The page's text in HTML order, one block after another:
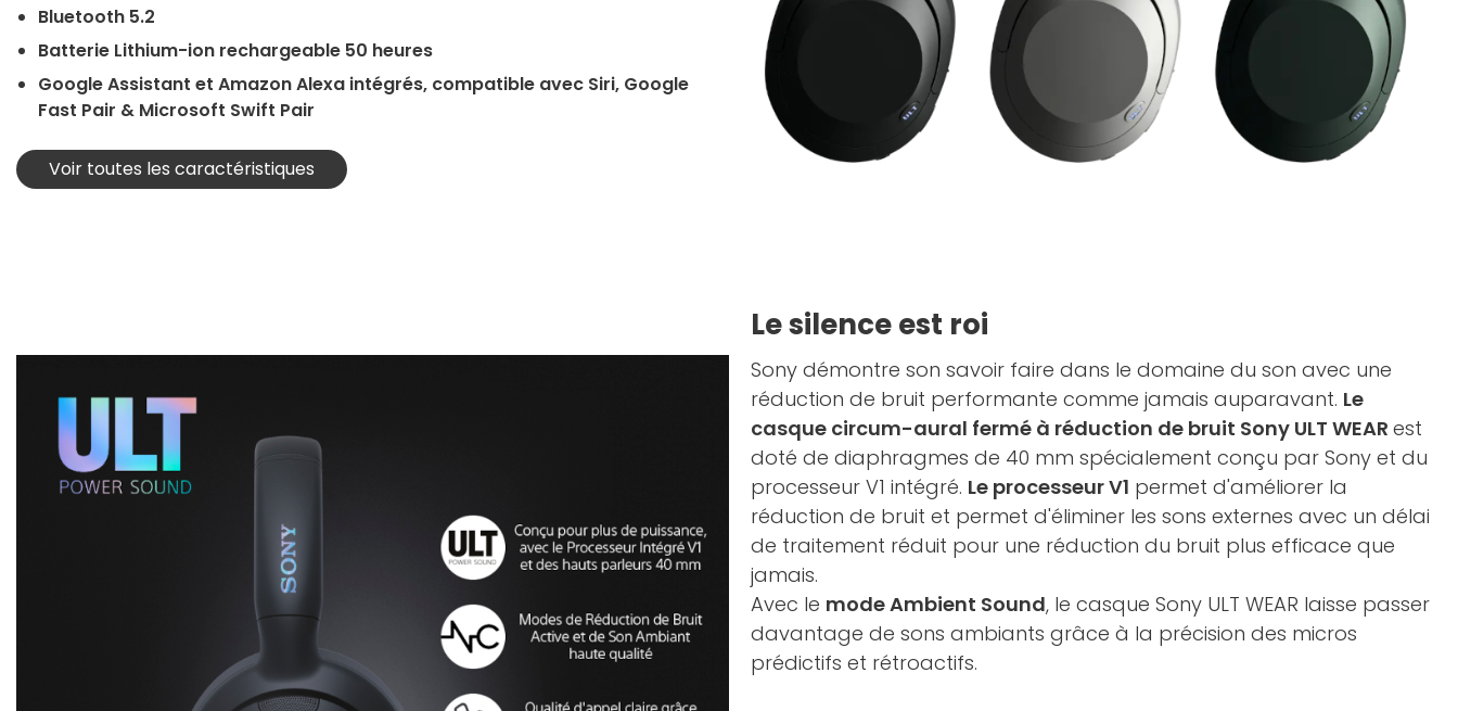
Bluetooth 5.2
Batterie Lithium-ion rechargeable 50 heures
Google Assistant et Amazon Alexa intégrés, compatible avec Siri, Google
Fast Pair & Microsoft Swift Pair
Voir toutes les caractéristiques
Le silence est roi
Sony démontre son savoir faire dans le domaine du son avec une
réduction de bruit performante comme jamais auparavant. Le
casque circum-aural fermé à réduction de bruit Sony ULT WEAR est
doté de diaphragmes de 40 mm spécialement conçu par Sony et du
processeur V1 intégré. Le processeur V1 permet d'améliorer la
réduction de bruit et permet d'éliminer les sons externes avec un délai
de traitement réduit pour une réduction du bruit plus efficace que
jamais.
Avec le mode Ambient Sound, le casque Sony ULT WEAR laisse passer
davantage de sons ambiants grâce à la précision des micros
prédictifs et rétroactifs.